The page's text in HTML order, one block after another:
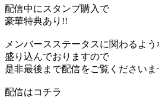
配信中にスタンプ購入で
豪華特典あり!!
メンバースステータスに関わるよう
盛り込んでおりますので
是非最後まで配信をご覧くださいま
配信はコチラ